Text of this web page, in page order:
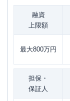
融資
上限額
最大800万円
担保・
保証人